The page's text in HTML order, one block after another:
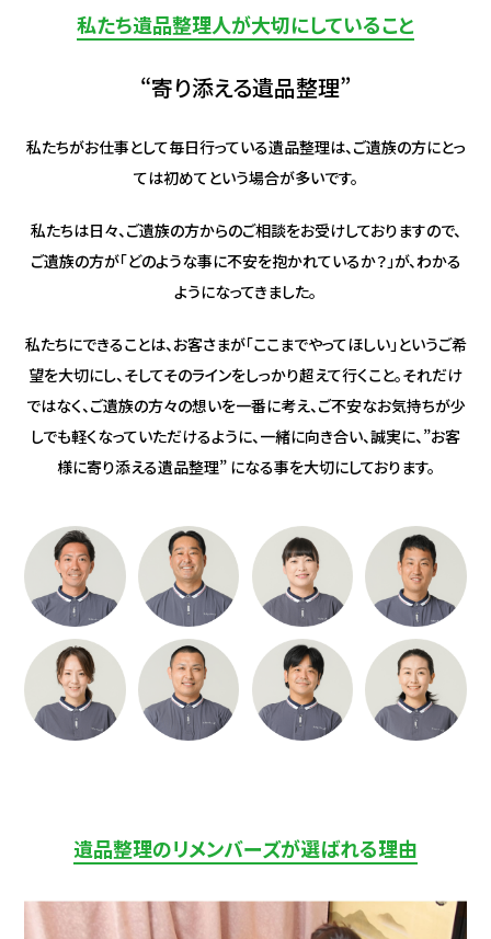
私たち遺品整理人が大切にしていること
“寄り添える遺品整理”
私たちがお仕事として毎日行っている遺品整理は、 ご遺族の方にとっ
ては初めてという場合が多いです。
私たちは日々、ご遺族の方からのご相談をお受けしておりますので、
ご遺族の方が「どのような事に不安を抱かれているか？」が、わかる
ようになってきました。
私たちにできることは、 お客さまが「ここまでやってほしい」というご希
望を大切にし、 そしてそのラインをしっかり超えて行くこと。それだけ
ではなく、 ご遺族の方々の想いを一番に考え、 ご不安なお気持ちが少
しでも軽くなっていただけるように、 一緒に向き合い、誠実に、 ”お客
様に寄り添える遺品整理” になる事を大切にしております。
遺品整理のリメンバーズが選ばれる理由